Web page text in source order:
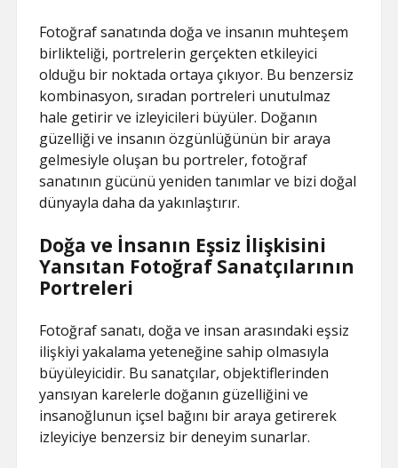
Fotoğraf sanatında doğa ve insanın muhteşem
birlikteliği, portrelerin gerçekten etkileyici
olduğu bir noktada ortaya çıkıyor. Bu benzersiz
kombinasyon, sıradan portreleri unutulmaz
hale getirir ve izleyicileri büyüler. Doğanın
güzelliği ve insanın özgünlüğünün bir araya
gelmesiyle oluşan bu portreler, fotoğraf
sanatının gücünü yeniden tanımlar ve bizi doğal
dünyayla daha da yakınlaştırır.
Doğa ve İnsanın Eşsiz İlişkisini
Yansıtan Fotoğraf Sanatçılarının
Portreleri
Fotoğraf sanatı, doğa ve insan arasındaki eşsiz
ilişkiyi yakalama yeteneğine sahip olmasıyla
büyüleyicidir. Bu sanatçılar, objektiflerinden
yansıyan karelerle doğanın güzelliğini ve
insanoğlunun içsel bağını bir araya getirerek
izleyiciye benzersiz bir deneyim sunarlar.